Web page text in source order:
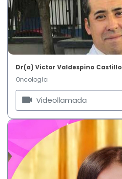
Dr(a) Victor Valdespino Castillo
Oncología
Videollamada